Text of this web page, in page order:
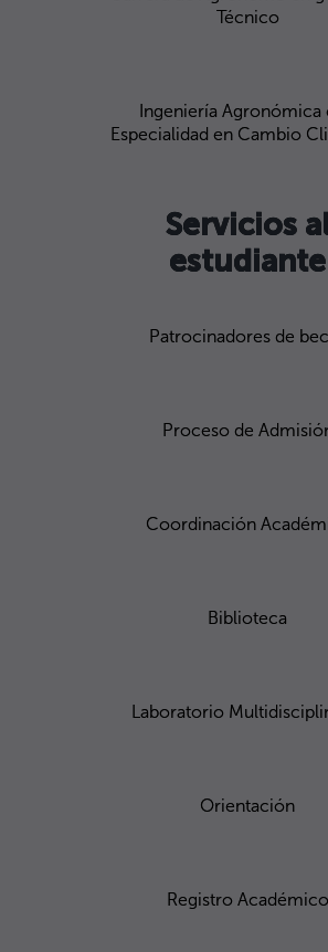
Técnico
Ingeniería Agronómica
Especialidad en Cambio
Servicios
estudiante
Patrocinadores de
Proceso de
Coordinación
Biblioteca
Laboratorio
Orientación
Registro Académico